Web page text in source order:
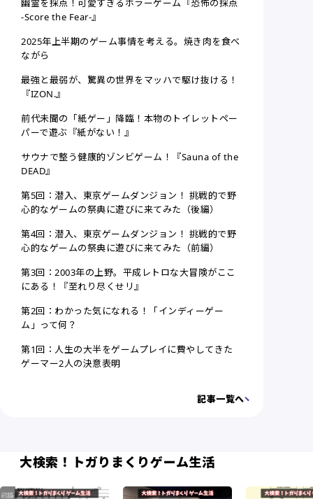
幽霊を採点！可愛すぎるホラーゲーム『恐怖の採点
-Score the Fear-』
2025年上半期のゲーム事情を考える。焼き肉を食べ
ながら
最強と最弱が、驚異の世界をマッハで駆け抜ける！
『IZON.』
前代未聞の「紙ゲー」降臨！本物のトイレットペー
パーで遊ぶ『紙がない！』
サウナで整う健康的ゾンビゲーム！『Sauna of the
DEAD』
第5回：潜入、東京ゲームダンジョン！ 挑戦的で野
心的なゲームの祭典に遊びに来てみた（後編）
第4回：潜入、東京ゲームダンジョン！ 挑戦的で野
心的なゲームの祭典に遊びに来てみた（前編）
第3回：2003年の上野。平成レトロな大冒険がここ
にある！『至れり尽くせリ』
第2回：わかった気になれる！「インディーゲー
ム」って何？
第1回：人生の大半をゲームプレイに費やしてきた
ゲーマー2人の決意表明
記事一覧へ
大検索！トガりまくりゲーム生活